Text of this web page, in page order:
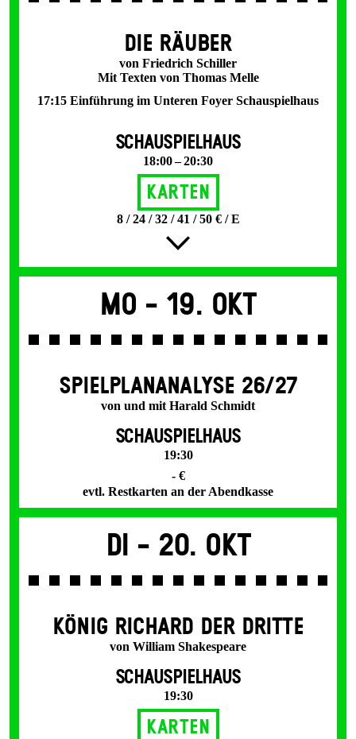
DIE RÄUBER
von Friedrich Schiller
Mit Texten von Thomas Melle
17:15 Einführung im Unteren Foyer Schauspielhaus
SCHAUSPIELHAUS
18:00 – 20:30
Karten
8 / 24 / 32 / 41 / 50 € / E
Mo - 19. Okt
SPIEL­PLAN­ANALYSE 26/27
von und mit Harald Schmidt
SCHAUSPIELHAUS
19:30
- €
evtl. Restkarten an der Abendkasse
Di - 20. Okt
KÖNIG RICHARD DER DRITTE
von William Shakespeare
SCHAUSPIELHAUS
19:30
Karten